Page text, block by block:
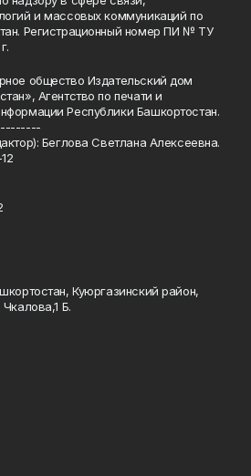
и массовых коммуникаций по
Регистрационный номер ПИ № ТУ
общество Издательский дом
Агентство по печати и
Республики Башкортостан.
Беглова Светлана Алексеевна.
Куюргазинский район,
Б.